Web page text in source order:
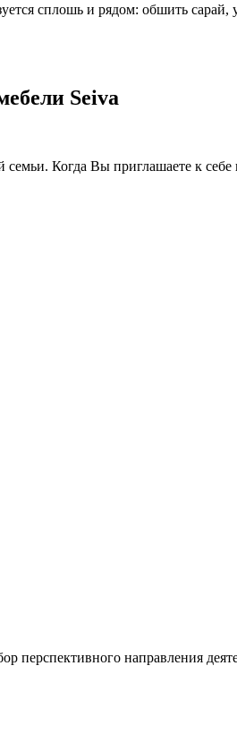
сплошь и рядом: обшить сарай,
Seiva
Когда Вы приглашаете к
перспективного направления